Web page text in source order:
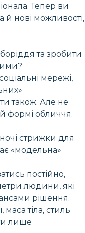
Тепер ви
нові можливості,
та зробити
мережі,
також. Але не
формі обличчя.
стрижки для
«модельна»
постійно,
людини, які
рішення.
тіла, стиль
лише